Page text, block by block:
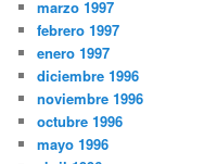
marzo 1997
febrero 1997
enero 1997
diciembre 1996
noviembre 1996
octubre 1996
mayo 1996